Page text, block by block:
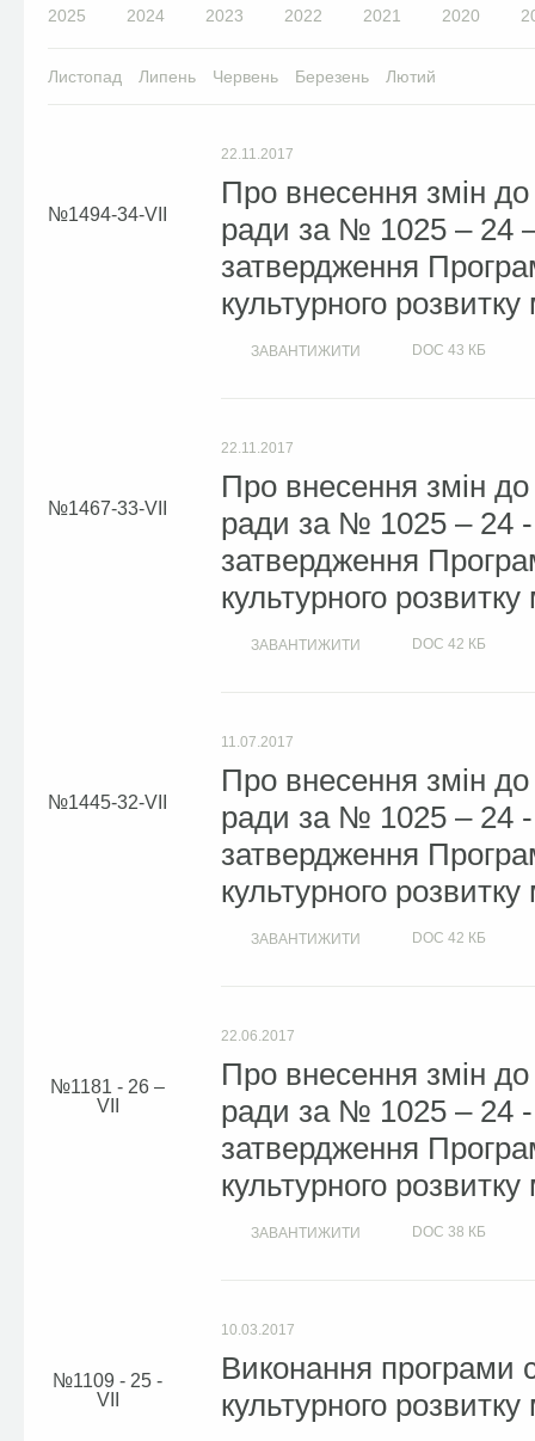
2025 2024 2023 2022 2021 2020
Листопад Липень Червень Березень Лютий
1494-34-VII
22.11.2017
Про внесення змін до
ради за № 1025 – 24
затвердження
культурного
ЗАВАНТИЖИТИ DOC 43 КБ
1467-33-VII
22.11.2017
Про внесення змін до
ради за № 1025 – 24 -
затвердження
культурного
ЗАВАНТИЖИТИ DOC 42 КБ
1445-32-VII
11.07.2017
Про внесення змін до
ради за № 1025 – 24 -
затвердження
культурного
ЗАВАНТИЖИТИ DOC 42 КБ
1181 - 26 –
VІІ
22.06.2017
Про внесення змін до
ради за № 1025 – 24 -
затвердження
культурного
ЗАВАНТИЖИТИ DOC 38 КБ
1109 - 25 -
VІI
10.03.2017
Виконання програми
культурного